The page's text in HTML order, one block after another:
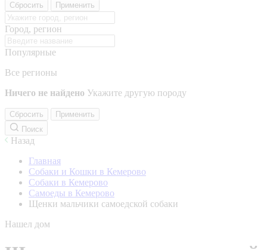
Сбросить Применить
Город, регион
Популярные
Все регионы
Ничего не найдено Укажите другую породу
Сбросить
Применить
Поиск
Назад
Главная
Собаки и Кошки в Кемерово
Собаки в Кемерово
Самоеды в Кемерово
Щенки мальчики самоедской собаки
Нашел дом